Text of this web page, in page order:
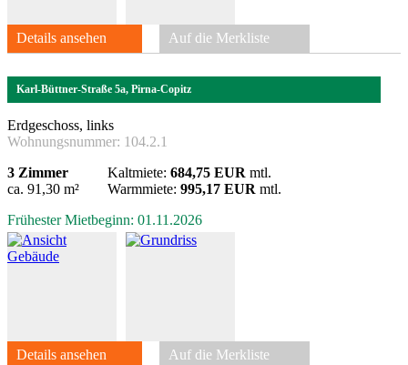
Details ansehen Auf die Merkliste
Karl-Büttner-Straße 5a, Pirna-Copitz
Erdgeschoss, links
Wohnungsnummer: 104.2.1
3 Zimmer
ca. 91,30 m²
Kaltmiete: 684,75 EUR mtl.
Warmmiete: 995,17 EUR mtl.
Frühester Mietbeginn: 01.11.2026
Details ansehen Auf die Merkliste